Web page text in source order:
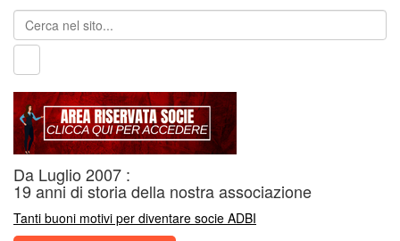
Da Luglio 2007 :
19 anni di storia della nostra associazione
Tanti buoni motivi per diventare socie ADBI